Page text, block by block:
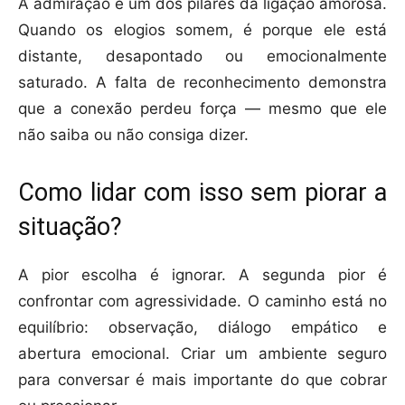
A admiração é um dos pilares da ligação amorosa.
Quando os elogios somem, é porque ele está
distante, desapontado ou emocionalmente
saturado. A falta de reconhecimento demonstra
que a conexão perdeu força — mesmo que ele
não saiba ou não consiga dizer.
Como lidar com isso sem piorar a
situação?
A pior escolha é ignorar. A segunda pior é
confrontar com agressividade. O caminho está no
equilíbrio: observação, diálogo empático e
abertura emocional. Criar um ambiente seguro
para conversar é mais importante do que cobrar